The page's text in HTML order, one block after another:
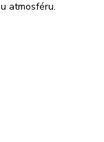
atmosféru.